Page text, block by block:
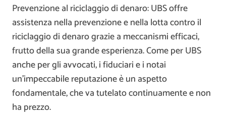
Prevenzione al riciclaggio di denaro: UBS offre
assistenza nella prevenzione e nella lotta contro il
riciclaggio di denaro grazie a meccanismi efficaci,
frutto della sua grande esperienza. Come per UBS
anche per gli avvocati, i fiduciari e i notai
un’impeccabile reputazione è un aspetto
fondamentale, che va tutelato continuamente e non
ha prezzo.